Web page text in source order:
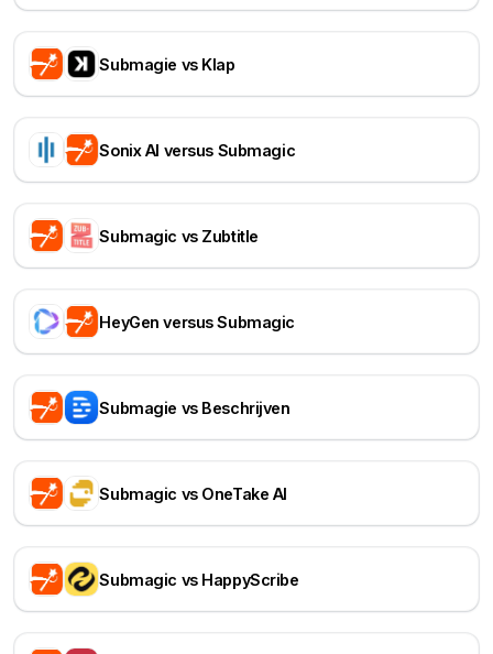
Submagie vs Klap
Sonix AI versus Submagic
Submagic vs Zubtitle
HeyGen versus Submagic
Submagie vs Beschrijven
Submagic vs OneTake AI
Submagic vs HappyScribe